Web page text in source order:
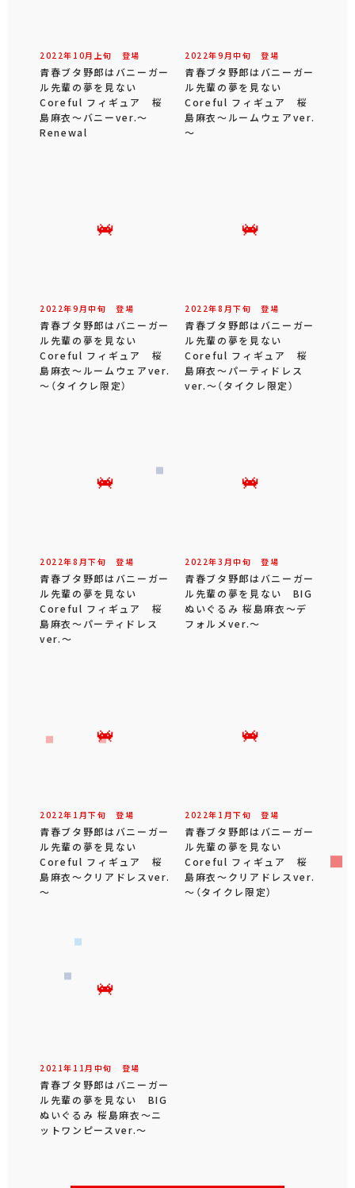
2022年 10月 上旬 登場
青春ブタ野郎はバニーガー
ル先輩の夢を見ない
Coreful フィギュア 桜
島麻衣～バニーver.～
Renewal
2022年9 月中旬 登場
青春ブタ野郎はバニーガー
ル先輩の夢を見ない
Coreful フィギュア 桜
島麻衣～ルームウェアver.
～
2022年9 月中旬 登場
青春ブタ野郎はバニーガー
ル先輩の夢を見ない
Coreful フィギュア 桜
島麻衣～ルームウェアver.
～（タイクレ限定）
2022年8 月下旬 登場
青春ブタ野郎はバニーガー
ル先輩の夢を見ない
Coreful フィギュア 桜
島麻衣～パーティドレス
ver.～（タイクレ限定）
2022年8 月下旬 登場
青春ブタ野郎はバニーガー
ル先輩の夢を見ない
Coreful フィギュア 桜
島麻衣～パーティドレス
ver.～
2022年3 月中旬 登場
青春ブタ野郎はバニーガー
ル先輩の夢を見ない BIG
ぬいぐるみ 桜島麻衣～デ
フォルメver.～
2022年 1 月下旬 登場
青春ブタ野郎はバニーガー
ル先輩の夢を見ない
Coreful フィギュア 桜
島麻衣～クリアドレスver.
～
2022年 1 月下旬 登場
青春ブタ野郎はバニーガー
ル先輩の夢を見ない
Coreful フィギュア 桜
島麻衣～クリアドレスver.
～（タイクレ限定）
2021年 11 月 中旬 登場
青春ブタ野郎はバニーガー
ル先輩の夢を見ない BIG
ぬいぐるみ 桜島麻衣～ニ
ットワンピースver.～